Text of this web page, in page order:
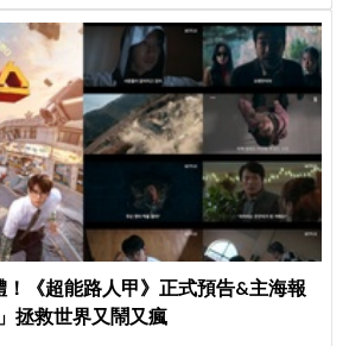
！《超能路人甲》正式預告&主海報
拯救世界又鬧又瘋